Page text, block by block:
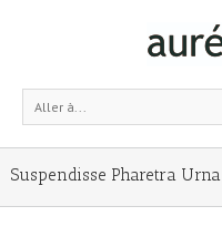
Aller à...
Suspendisse Pharetra Urna